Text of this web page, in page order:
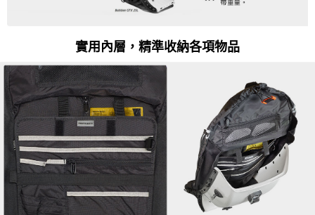
實用內層，精準收納各項物品